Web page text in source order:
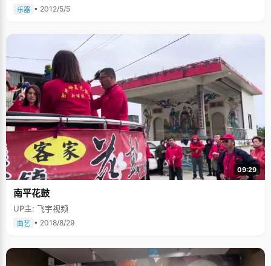
乐器 • 2012/5/5
09:29
南平花鼓
UP主: 飞宇视频
曲艺 • 2018/8/29